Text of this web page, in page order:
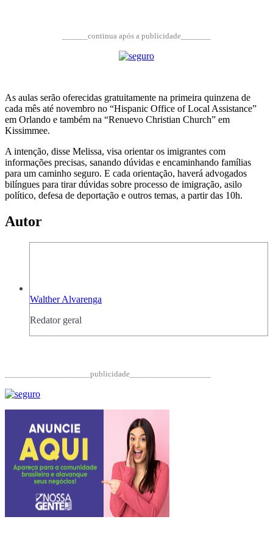
______continua após a publicidade_______
As aulas serão oferecidas gratuitamente na primeira quinzena de
cada mês até novembro no “Hispanic Office of Local Assistance”
em Orlando e também na “Renuevo Christian Church” em
Kissimmee.
A intenção, disse Melissa, visa orientar os imigrantes com
informações precisas, sanando dúvidas e encaminhando famílias
para um caminho seguro. E cada orientação, haverá advogados
bilíngues para tirar dúvidas sobre processo de imigração, asilo
político, defesa de deportação e outros temas, a partir das 10h.
Autor
Walther Alvarenga
Redator geral
____________________publicidade___________________